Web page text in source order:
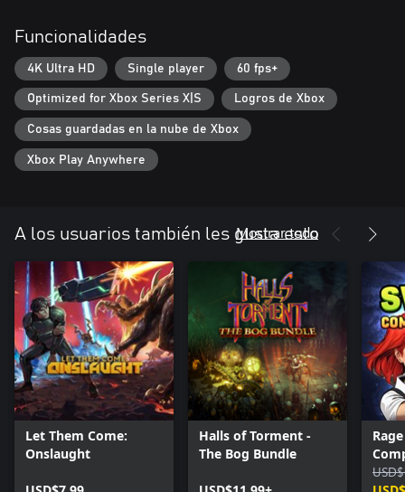
Funcionalidades
4K Ultra HD Single player 60 fps+
Optimized for Xbox Series X|S Logros de Xbox
Cosas guardadas en la nube de Xbox
Xbox Play Anywhere
A los usuarios también les gusta esto
Mostrar todo
Let Them Come:
Onslaught
Halls of Torment -
The Bog Bundle